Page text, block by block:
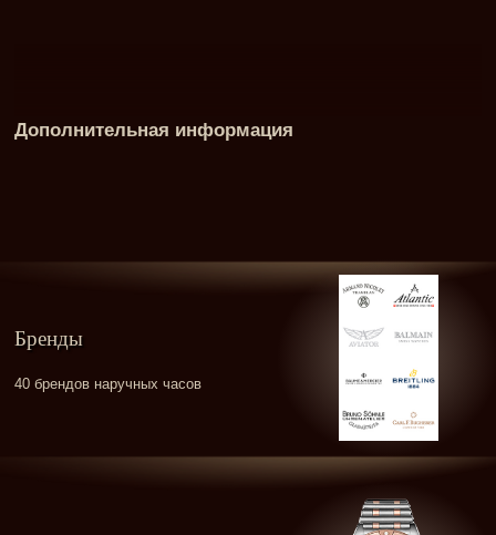
Дополнительная информация
Бренды
40 брендов наручных часов